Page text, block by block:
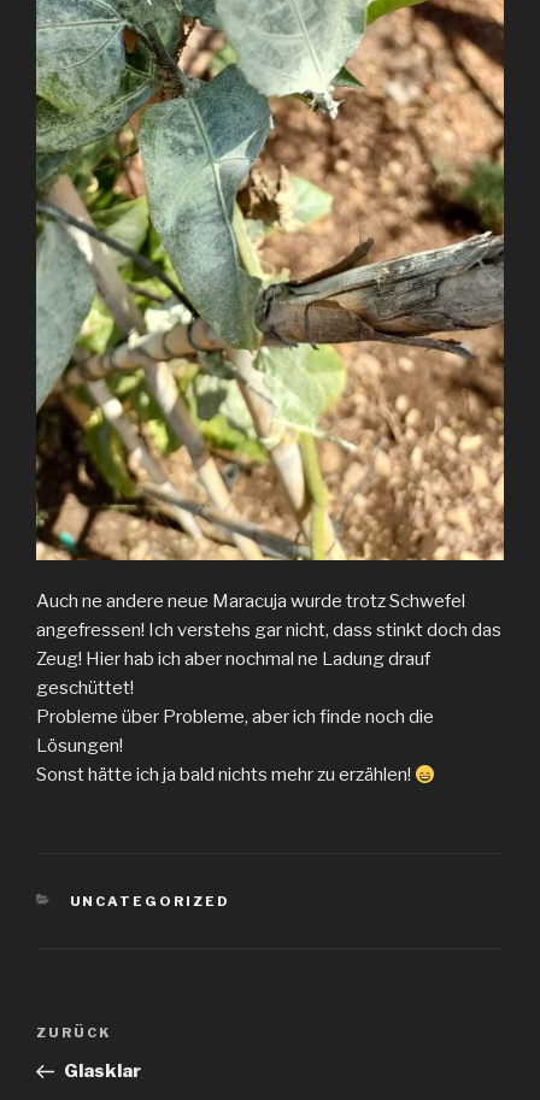
Auch ne andere neue Maracuja wurde trotz Schwefel
angefressen! Ich verstehs gar nicht, dass stinkt doch das
Zeug! Hier hab ich aber nochmal ne Ladung drauf
geschüttet!
Probleme über Probleme, aber ich finde noch die
Lösungen!
Sonst hätte ich ja bald nichts mehr zu erzählen!
KATEGORIEN
UNCATEGORIZED
Beitragsnavigation
Vorheriger
Beitrag
ZURÜCK
Glasklar